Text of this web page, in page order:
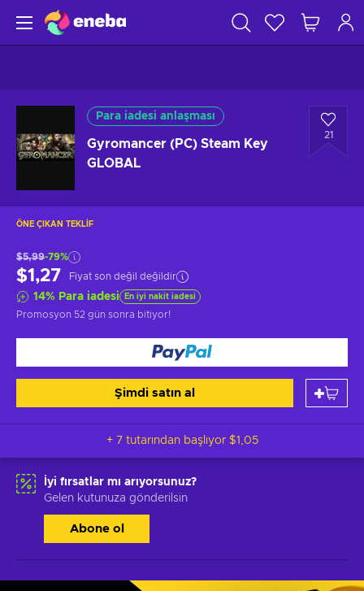
Para iadesi anlaşması
Gyromancer (PC) Steam Key
GLOBAL
21
ÖNE ÇIKAN TEKLIF
$5,99-79%
$1,27 Fiyat son değil değildir
14% Para iadesi En iyi nakit iadesi
Promosyon 52 gün sonra bitiyor!
Şimdi satın al
+ 7 tutarından başlıyor $1,05
İyi fırsatlar mı arıyorsunuz?
Gelen kutunuza gönderilsin
Abone ol